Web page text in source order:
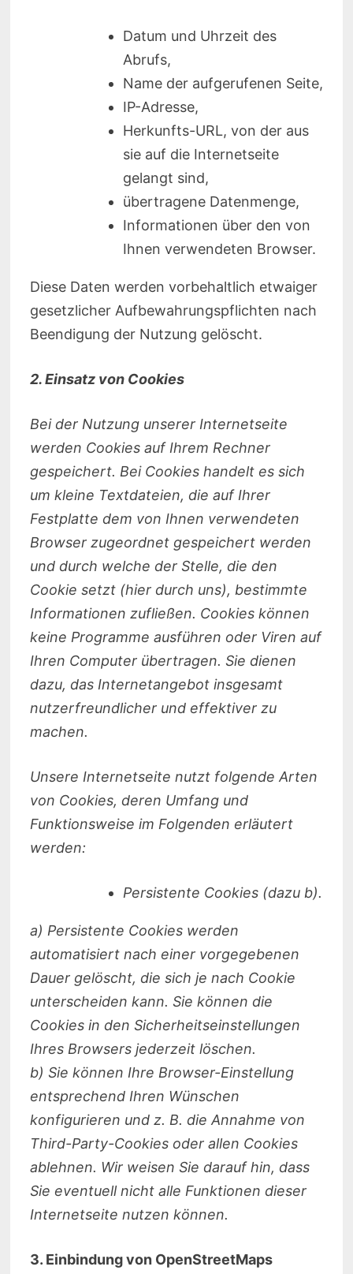
Datum und Uhrzeit des
Abrufs,
Name der aufgerufenen Seite,
IP-Adresse,
Herkunfts-URL, von der aus
sie auf die Internetseite
gelangt sind,
übertragene Datenmenge,
Informationen über den von
Ihnen verwendeten Browser.
Diese Daten werden vorbehaltlich etwaiger
gesetzlicher Aufbewahrungspflichten nach
Beendigung der Nutzung gelöscht.
2. Einsatz von Cookies
Bei der Nutzung unserer Internetseite
werden Cookies auf Ihrem Rechner
gespeichert. Bei Cookies handelt es sich
um kleine Textdateien, die auf Ihrer
Festplatte dem von Ihnen verwendeten
Browser zugeordnet gespeichert werden
und durch welche der Stelle, die den
Cookie setzt (hier durch uns), bestimmte
Informationen zufließen. Cookies können
keine Programme ausführen oder Viren auf
Ihren Computer übertragen. Sie dienen
dazu, das Internetangebot insgesamt
nutzerfreundlicher und effektiver zu
machen.
Unsere Internetseite nutzt folgende Arten
von Cookies, deren Umfang und
Funktionsweise im Folgenden erläutert
werden:
Persistente Cookies (dazu b).
a) Persistente Cookies werden
automatisiert nach einer vorgegebenen
Dauer gelöscht, die sich je nach Cookie
unterscheiden kann. Sie können die
Cookies in den Sicherheitseinstellungen
Ihres Browsers jederzeit löschen.
b) Sie können Ihre Browser-Einstellung
entsprechend Ihren Wünschen
konfigurieren und z. B. die Annahme von
Third-Party-Cookies oder allen Cookies
ablehnen. Wir weisen Sie darauf hin, dass
Sie eventuell nicht alle Funktionen dieser
Internetseite nutzen können.
3. Einbindung von OpenStreetMaps